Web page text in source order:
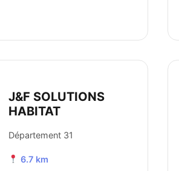
J&F SOLUTIONS
HABITAT
Département 31
6.7 km